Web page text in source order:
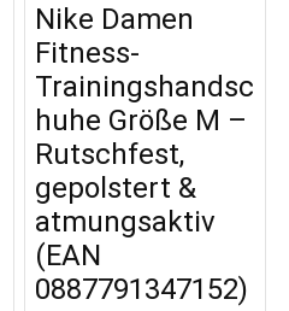
Nike Damen
Fitness-
Trainingshandsc
huhe Größe M –
Rutschfest,
gepolstert &
atmungsaktiv
(EAN
0887791347152)